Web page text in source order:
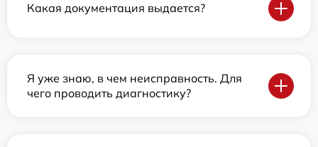
Какая документация выдается?
Я уже знаю, в чем неисправность. Для
чего проводить диагностику?